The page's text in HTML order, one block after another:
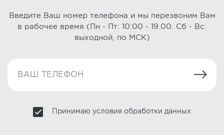
Введите Ваш номер телефона и мы перезвоним Вам
в рабочее время (Пн - Пт: 10:00 - 19.00. Сб - Вс:
выходной, по МСК)
Принимаю условия обработки данных